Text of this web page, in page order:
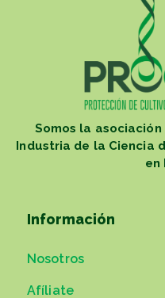
Somos la
Industria de la Ciencia
en
Información
Nosotros
Afíliate